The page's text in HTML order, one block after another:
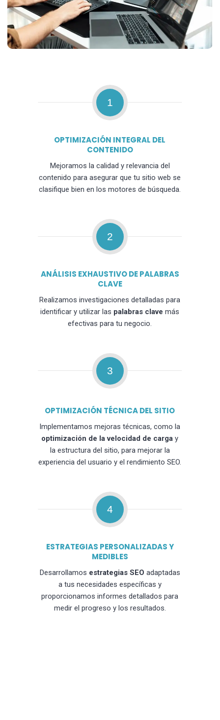
1
OPTIMIZACIÓN INTEGRAL DEL
CONTENIDO
Mejoramos la calidad y relevancia del
contenido para asegurar que tu sitio web se
clasifique bien en los motores de búsqueda.
2
ANÁLISIS EXHAUSTIVO DE PALABRAS
CLAVE
Realizamos investigaciones detalladas para
identificar y utilizar las palabras clave más
efectivas para tu negocio.
3
OPTIMIZACIÓN TÉCNICA DEL SITIO
Implementamos mejoras técnicas, como la
optimización de la velocidad de carga y
la estructura del sitio, para mejorar la
experiencia del usuario y el rendimiento SEO.
4
ESTRATEGIAS PERSONALIZADAS Y
MEDIBLES
Desarrollamos estrategias SEO adaptadas
a tus necesidades específicas y
proporcionamos informes detallados para
medir el progreso y los resultados.